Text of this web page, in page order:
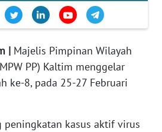
| Majelis Pimpinan Wilayah
PP) Kaltim menggelar
ke-8, pada 25-27 Februari
peningkatan kasus aktif virus